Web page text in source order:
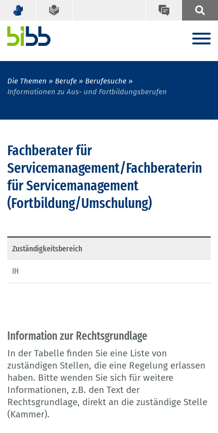
Die Themen Berufe
Berufesuche
Informationen zu Aus- und Fortbildungsberufen
Fachberater für
Servicemanagement/Fachberaterin
für Servicemanagement
(Fortbildung/Umschulung)
Zuständigkeitsbereich
IH
Information zur Rechtsgrundlage
In der Tabelle finden Sie eine Liste von
zuständigen Stellen, die eine Regelung erlassen
haben. Bitte wenden Sie sich für weitere
Informationen, z.B. den Text der
Rechtsgrundlage, direkt an die zuständige Stelle
(Kammer).